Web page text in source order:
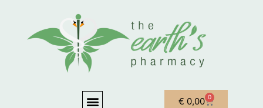
Menu € 0,00 0
Winkelwagen